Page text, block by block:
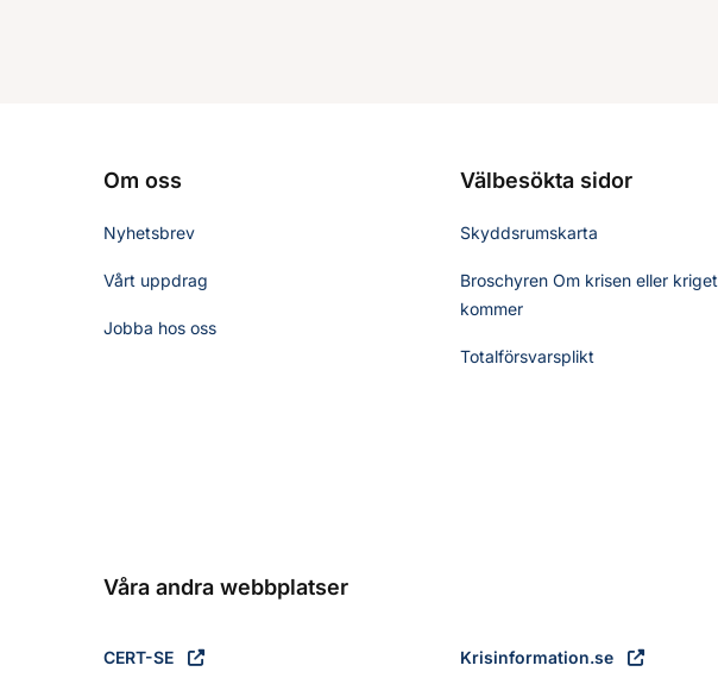
Om oss
Nyhetsbrev
Vårt uppdrag
Jobba hos oss
Välbesökta sidor
Skyddsrumskarta
Broschyren Om krisen eller kriget
kommer
Totalförsvarsplikt
Våra andra webbplatser
CERT-SE Krisinformation.se